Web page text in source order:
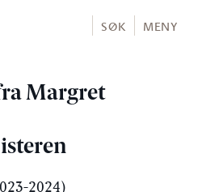
SØK MENY
Margret
2024)